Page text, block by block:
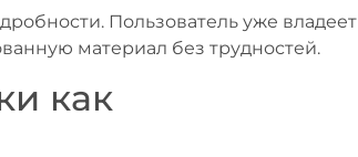
Пользователь уже владеет
материал без трудностей.
как